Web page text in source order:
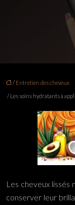
/ Entretien des cheveux
/ Les soins hydratants à
Les cheveux
conserver leur